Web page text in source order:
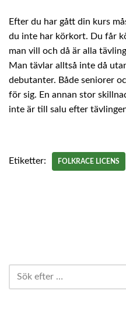
Efter du har gått din kurs
du inte har körkort. Du får
man vill och då är alla
Man tävlar alltså inte då
debutanter. Både seniorer
för sig. En annan stor
inte är till salu efter
Etiketter: FOLKRACE LICENS